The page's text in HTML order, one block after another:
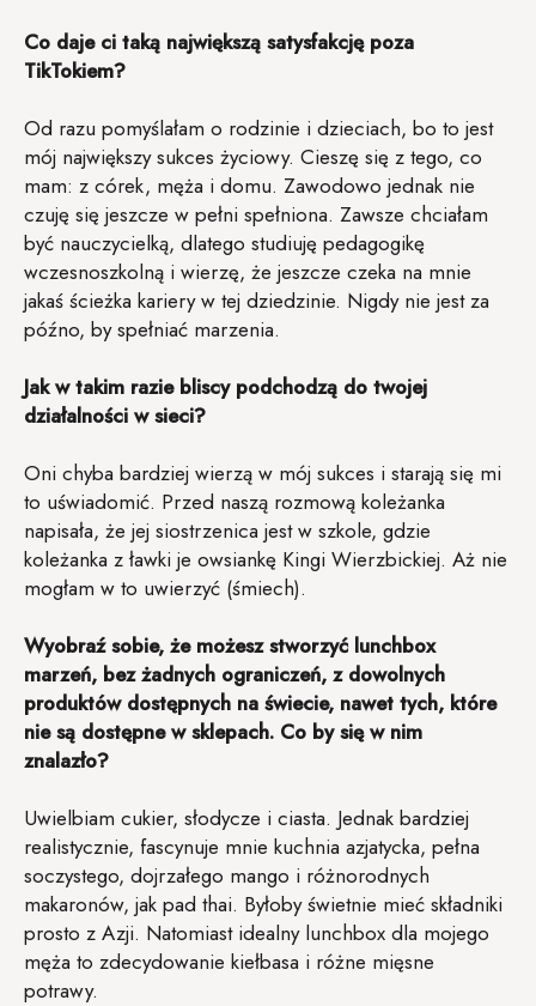
Co daje ci taką największą satysfakcję poza
TikTokiem?
Od razu pomyślałam o rodzinie i dzieciach, bo to jest
mój największy sukces życiowy. Cieszę się z tego, co
mam: z córek, męża i domu. Zawodowo jednak nie
czuję się jeszcze w pełni spełniona. Zawsze chciałam
być nauczycielką, dlatego studiuję pedagogikę
wczesnoszkolną i wierzę, że jeszcze czeka na mnie
jakaś ścieżka kariery w tej dziedzinie. Nigdy nie jest za
późno, by spełniać marzenia.
Jak w takim razie bliscy podchodzą do twojej
działalności w sieci?
Oni chyba bardziej wierzą w mój sukces i starają się mi
to uświadomić. Przed naszą rozmową koleżanka
napisała, że jej siostrzenica jest w szkole, gdzie
koleżanka z ławki je owsiankę Kingi Wierzbickiej. Aż nie
mogłam w to uwierzyć (śmiech).
Wyobraź sobie, że możesz stworzyć lunchbox
marzeń, bez żadnych ograniczeń, z dowolnych
produktów dostępnych na świecie, nawet tych, które
nie są dostępne w sklepach. Co by się w nim
znalazło?
Uwielbiam cukier, słodycze i ciasta. Jednak bardziej
realistycznie, fascynuje mnie kuchnia azjatycka, pełna
soczystego, dojrzałego mango i różnorodnych
makaronów, jak pad thai. Byłoby świetnie mieć składniki
prosto z Azji. Natomiast idealny lunchbox dla mojego
męża to zdecydowanie kiełbasa i różne mięsne
potrawy.